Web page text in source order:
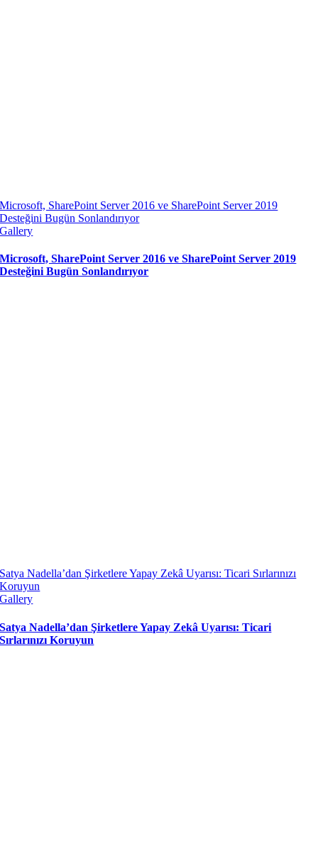
Microsoft, SharePoint Server 2016 ve SharePoint Server 2019
Desteğini Bugün Sonlandırıyor
Gallery
Microsoft, SharePoint Server 2016 ve SharePoint Server 2019
Desteğini Bugün Sonlandırıyor
Satya Nadella’dan Şirketlere Yapay Zekâ Uyarısı: Ticari Sırlarınızı
Koruyun
Gallery
Satya Nadella’dan Şirketlere Yapay Zekâ Uyarısı: Ticari
Sırlarınızı Koruyun